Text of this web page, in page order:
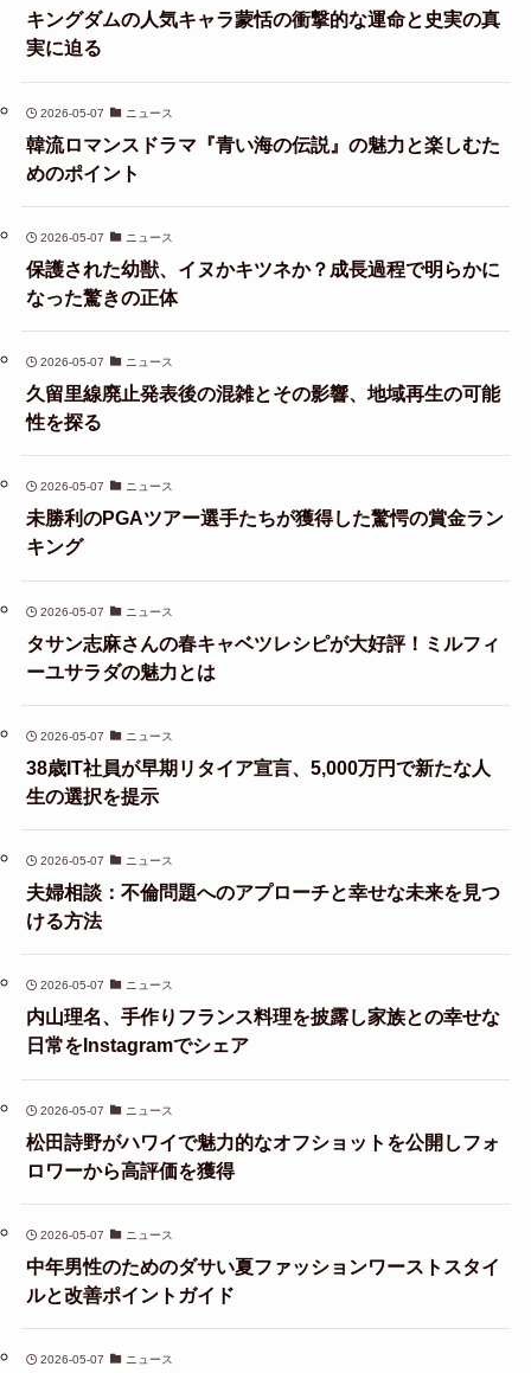
キングダムの人気キャラ蒙恬の衝撃的な運命と史実の真
実に迫る
2026-05-07 ニュース
韓流ロマンスドラマ『青い海の伝説』の魅力と楽しむた
めのポイント
2026-05-07 ニュース
保護された幼獣、イヌかキツネか？成長過程で明らかに
なった驚きの正体
2026-05-07 ニュース
久留里線廃止発表後の混雑とその影響、地域再生の可能
性を探る
2026-05-07 ニュース
未勝利のPGAツアー選手たちが獲得した驚愕の賞金ラン
キング
2026-05-07 ニュース
タサン志麻さんの春キャベツレシピが大好評！ミルフィ
ーユサラダの魅力とは
2026-05-07 ニュース
38歳IT社員が早期リタイア宣言、5,000万円で新たな人
生の選択を提示
2026-05-07 ニュース
夫婦相談：不倫問題へのアプローチと幸せな未来を見つ
ける方法
2026-05-07 ニュース
内山理名、手作りフランス料理を披露し家族との幸せな
日常をInstagramでシェア
2026-05-07 ニュース
松田詩野がハワイで魅力的なオフショットを公開しフォ
ロワーから高評価を獲得
2026-05-07 ニュース
中年男性のためのダサい夏ファッションワーストスタイ
ルと改善ポイントガイド
2026-05-07 ニュース